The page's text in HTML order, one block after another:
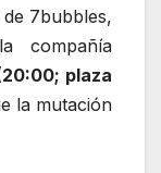
7bubbles,
compañía
plaza
la mutación